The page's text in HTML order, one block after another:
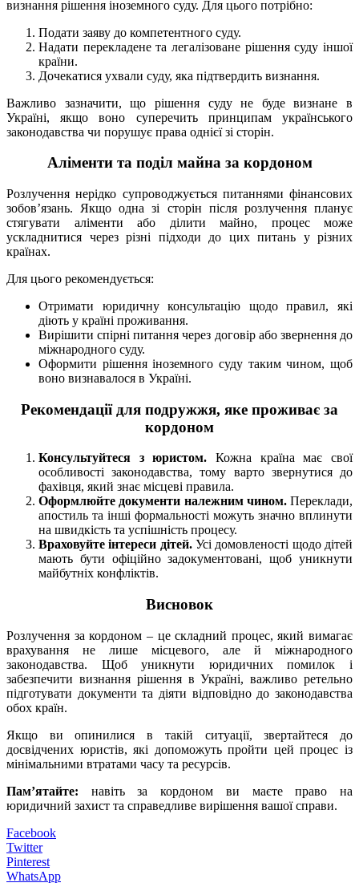
визнання рішення іноземного суду. Для цього потрібно:
Подати заяву до компетентного суду.
Надати перекладене та легалізоване рішення суду іншої
країни.
Дочекатися ухвали суду, яка підтвердить визнання.
Важливо зазначити, що рішення суду не буде визнане в
Україні, якщо воно суперечить принципам українського
законодавства чи порушує права однієї зі сторін.
Аліменти та поділ майна за кордоном
Розлучення нерідко супроводжується питаннями фінансових
зобов’язань. Якщо одна зі сторін після розлучення планує
стягувати аліменти або ділити майно, процес може
ускладнитися через різні підходи до цих питань у різних
країнах.
Для цього рекомендується:
Отримати юридичну консультацію щодо правил, які
діють у країні проживання.
Вирішити спірні питання через договір або звернення до
міжнародного суду.
Оформити рішення іноземного суду таким чином, щоб
воно визнавалося в Україні.
Рекомендації для подружжя, яке проживає за
кордоном
Консультуйтеся з юристом. Кожна країна має свої
особливості законодавства, тому варто звернутися до
фахівця, який знає місцеві правила.
Оформлюйте документи належним чином.Переклади,
апостиль та інші формальності можуть значно вплинути
на швидкість та успішність процесу.
Враховуйте інтереси дітей.Усі домовленості щодо дітей
мають бути офіційно задокументовані, щоб уникнути
майбутніх конфліктів.
Висновок
Розлучення за кордоном – це складний процес, який вимагає
врахування не лише місцевого, але й міжнародного
законодавства. Щоб уникнути юридичних помилок і
забезпечити визнання рішення в Україні, важливо ретельно
підготувати документи та діяти відповідно до законодавства
обох країн.
Якщо ви опинилися в такій ситуації, звертайтеся до
досвідчених юристів, які допоможуть пройти цей процес із
мінімальними втратами часу та ресурсів.
Пам’ятайте: навіть за кордоном ви маєте право на
юридичний захист та справедливе вирішення вашої справи.
Facebook
Twitter
Pinterest
WhatsApp